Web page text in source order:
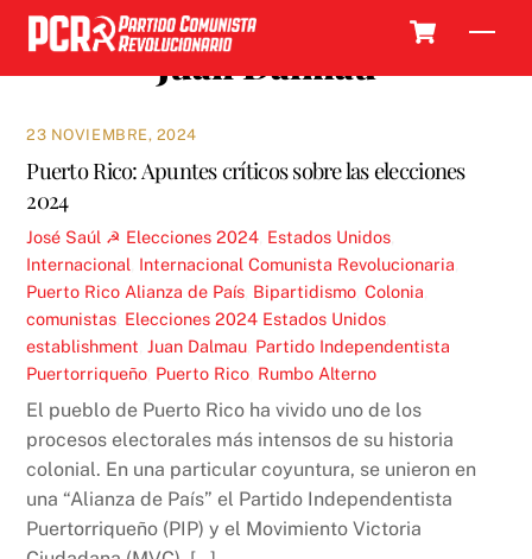
Skip
content
Juan Dalmau
23 NOVIEMBRE, 2024
Puerto Rico: Apuntes críticos sobre las elecciones
2024
José Saúl ☭ Elecciones 2024 Estados Unidos
Internacional Internacional Comunista Revolucionaria
Puerto Rico Alianza de País Bipartidismo ,Colonia
comunistas Elecciones 2024 Estados Unidos
establishment ,Juan Dalmau Partido Independentista
Puertorriqueño Puerto Rico Rumbo Alterno
El pueblo de Puerto Rico ha vivido uno de los
procesos electorales más intensos de su historia
colonial. En una particular coyuntura, se unieron en
una “Alianza de País” el Partido Independentista
Puertorriqueño (PIP) y el Movimiento Victoria